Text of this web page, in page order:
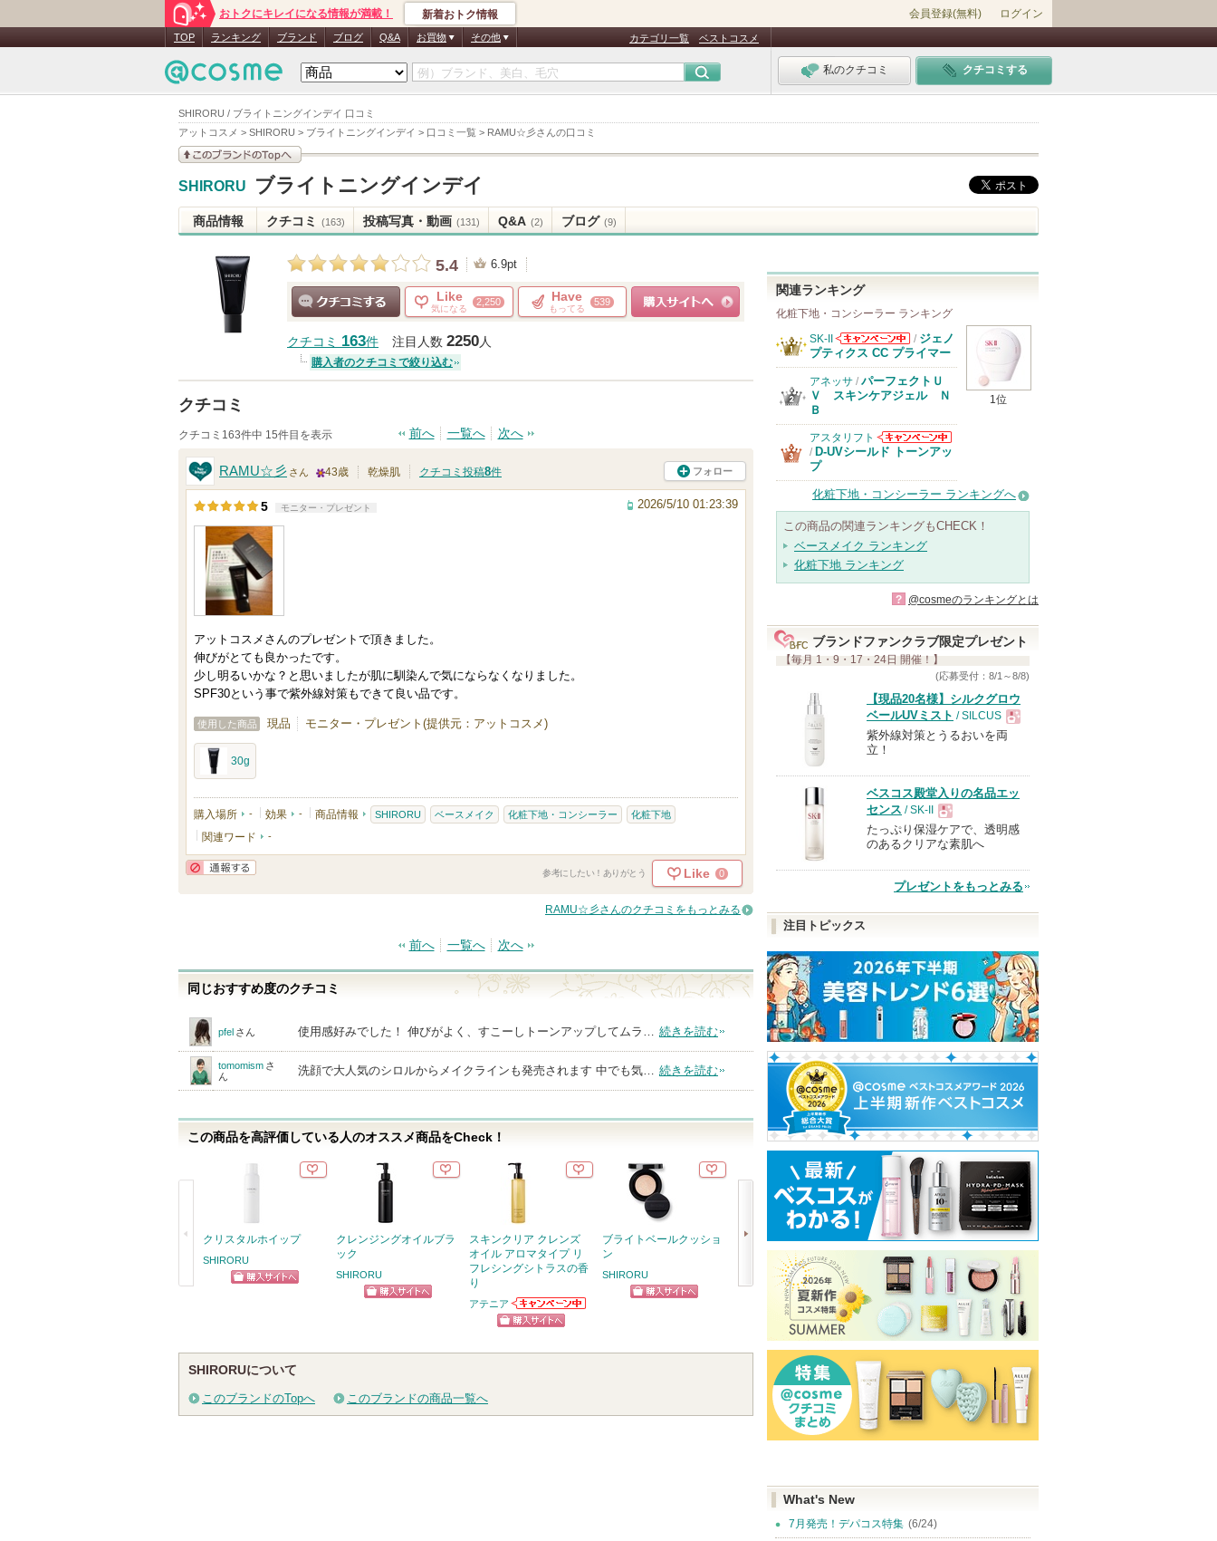
SHIRORU / ブライトニングインデイ 口コミ
アットコスメ > SHIRORU > ブライトニングインデイ > 口コミ一覧 > RAMU☆彡さんの口コミ
おトクにキレイになる情報が満載！ 新着おトク情報 会員登録(無料) ログイン
TOP ランキング ブランド ブログ Q&A お買物 その他 カテゴリ一覧 ベストコスメ
私のクチコミ クチコミする
このブランドの情報を
SHIRORU ブライトニングインデイ
商品情報 クチコミ (163) 投稿写真・動画 (131) Q&A (2) ブログ (9)
5.4 6.9pt
Like
気になる
2,250 Have
もってる
539
クチコミ 163件 注目人数 2250人
購入者のクチコミで絞り込む
クチコミ
クチコミ163件中 15件目を表示 前へ 一覧へ 次へ
RAMU☆彡 さん
2
5
ン
バ
ー
に
に
入
い
す
43歳 乾燥肌 クチコミ投稿8件 フォロー
5 モニター・プレゼント 2026/5/10 01:23:39
アットコスメさんのプレゼントで頂きました。
伸びがとても良かったです。
少し明るいかな？と思いましたが肌に馴染んで気にならなくなりました。
SPF30という事で紫外線対策もできて良い品です。
使用した商品 現品 モニター・プレゼント(提供元：アットコスメ)
30g
購入場所 - 効果 - 商品情報 SHIRORU ベースメイク 化粧下地・コンシーラー 化粧下地
関連ワード -
参考にしたい！ありがとう Like 0
RAMU☆彡さんのクチコミをもっとみる
前へ 一覧へ 次へ
同じおすすめ度のクチコミ
pfel さん 使用感好みでした！ 伸びがよく、すこーしトーンアップしてムラ… 続きを読む
tomomism さ
ん
洗顔で大人気のシロルからメイクラインも発売されます 中でも気… 続きを読む
この商品を高評価している人のオススメ商品をCheck！
クリスタルホイップ
SHIRORU
クレンジングオイルブラ
ック
SHIRORU
スキンクリア クレンズ
オイル アロマタイプ リ
フレシングシトラスの香
り
アテニア
アテニアからの
お知らせがあり
ブライトベールクッショ
ン
SHIRORU
ジェニフィック アルティ
メ セラム
ランコム
ショッピン
グサイトへ
クリスタルホイップ ブ
ラック
SHIRORU
ショッピン
グサイトへ
ブライトコンシーラーパ
レット
SHIRORU
SHIRORUについて
このブランドのTopへ このブランドの商品一覧へ
関連ランキング
化粧下地・コンシーラー ランキング
1位
SK-II
SK-IIからのお
知らせがありま
す
/ ジェノ
プティクス CC プライマー
アネッサ / パーフェクトＵ
Ｖ スキンケアジェル Ｎ
Ｂ
アスタリフト
アスタリフトか
/ D-UVシールド トーンアッ
プ
化粧下地・コンシーラー ランキングへ
この商品の関連ランキングもCHECK！
ベースメイク ランキング
化粧下地 ランキング
? @cosmeのランキングとは
ブランドファンクラブ限定プレゼント
【毎月 1・9・17・24日 開催！】
(応募受付：8/1～8/8)
【現品20名様】シルクグロウ
ベールUVミスト / SILCUS
現
品
紫外線対策とうるおいを両
立！
ベスコス殿堂入りの名品エッ
センス / SK-II
現
品
たっぷり保湿ケアで、透明感
のあるクリアな素肌へ
プレゼントをもっとみる
注目トピックス
What's New
7月発売！デパコス特集 (6/24)